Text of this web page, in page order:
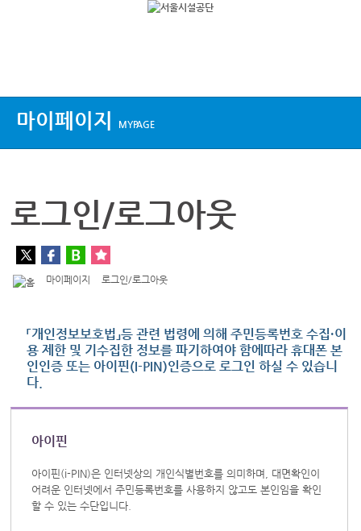
마이페이지 MYPAGE
로그인/로그아웃
마이페이지 로그인/로그아웃
「개인정보보호법」등 관련 법령에 의해 주민등록번호 수집·이
용 제한 및 기수집한 정보를 파기하여야 함에따라 휴대폰 본
인인증 또는 아이핀(I-PIN)인증으로 로그인 하실 수 있습니
다.
아이핀
아이핀(i-PIN)은 인터넷상의 개인식별번호를 의미하며, 대면확인이
어려운 인터넷에서 주민등록번호를 사용하지 않고도 본인임을 확인
할 수 있는 수단입니다.